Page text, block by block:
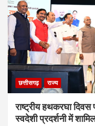
छत्तीसगढ़ राज्य
राष्ट्रीय हथकरघा
स्वदेशी प्रदर्शनी में